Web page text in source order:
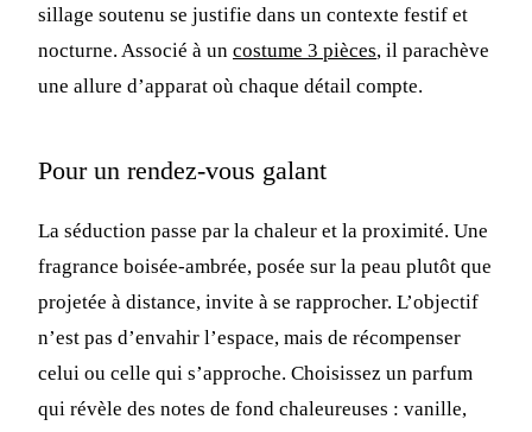
sillage soutenu se justifie dans un contexte festif et
nocturne. Associé à un costume 3 pièces, il parachève
une allure d’apparat où chaque détail compte.
Pour un rendez-vous galant
La séduction passe par la chaleur et la proximité. Une
fragrance boisée-ambrée, posée sur la peau plutôt que
projetée à distance, invite à se rapprocher. L’objectif
n’est pas d’envahir l’espace, mais de récompenser
celui ou celle qui s’approche. Choisissez un parfum
qui révèle des notes de fond chaleureuses : vanille,